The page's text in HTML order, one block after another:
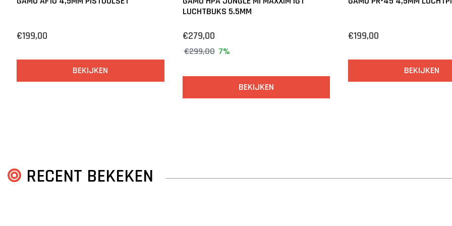
€199,00
BEKIJKEN
LUCHTBUKS 5.5MM
€279,00
€299,00 7%
BEKIJKEN
€199,00
BEKIJKEN
RECENT BEKEKEN